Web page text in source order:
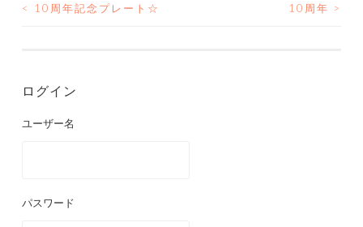
投
ナ
ビ
< 10周年記念プレート☆ 10周年 >
ログイン
ユーザー名
パスワード